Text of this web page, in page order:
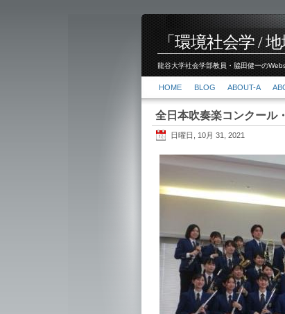
「環境社会学 /
龍谷大学社会学部教員・脇田健一の
HOME BLOG ABOUT-A
全日本吹奏楽コンクール
日曜日, 10月 31, 2021